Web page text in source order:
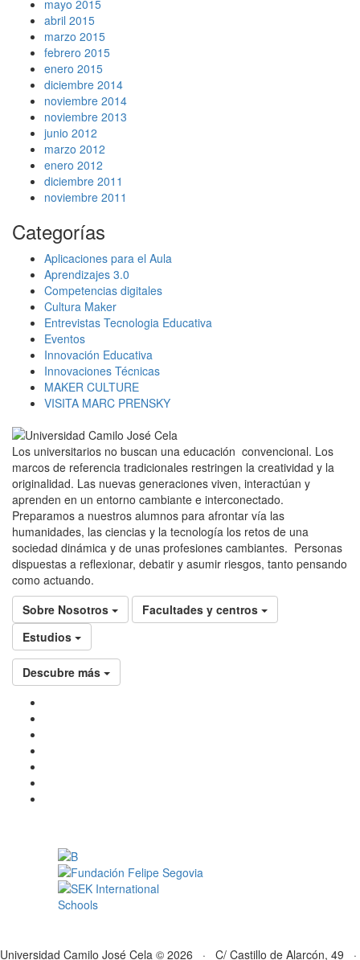
mayo 2015
abril 2015
marzo 2015
febrero 2015
enero 2015
diciembre 2014
noviembre 2014
noviembre 2013
junio 2012
marzo 2012
enero 2012
diciembre 2011
noviembre 2011
Categorías
Aplicaciones para el Aula
Aprendizajes 3.0
Competencias digitales
Cultura Maker
Entrevistas Tecnologia Educativa
Eventos
Innovación Educativa
Innovaciones Técnicas
MAKER CULTURE
VISITA MARC PRENSKY
Los universitarios no buscan una educación convencional. Los
marcos de referencia tradicionales restringen la creatividad y la
originalidad. Las nuevas generaciones viven, interactúan y
aprenden en un entorno cambiante e interconectado.
Preparamos a nuestros alumnos para afrontar vía las
humanidades, las ciencias y la tecnología los retos de una
sociedad dinámica y de unas profesiones cambiantes. Personas
dispuestas a reflexionar, debatir y asumir riesgos, tanto pensando
como actuando.
Sobre Nosotros
Facultades y centros
Estudios
Descubre más
Universidad Camilo José Cela © 2026 · C/ Castillo de Alarcón, 49 ·